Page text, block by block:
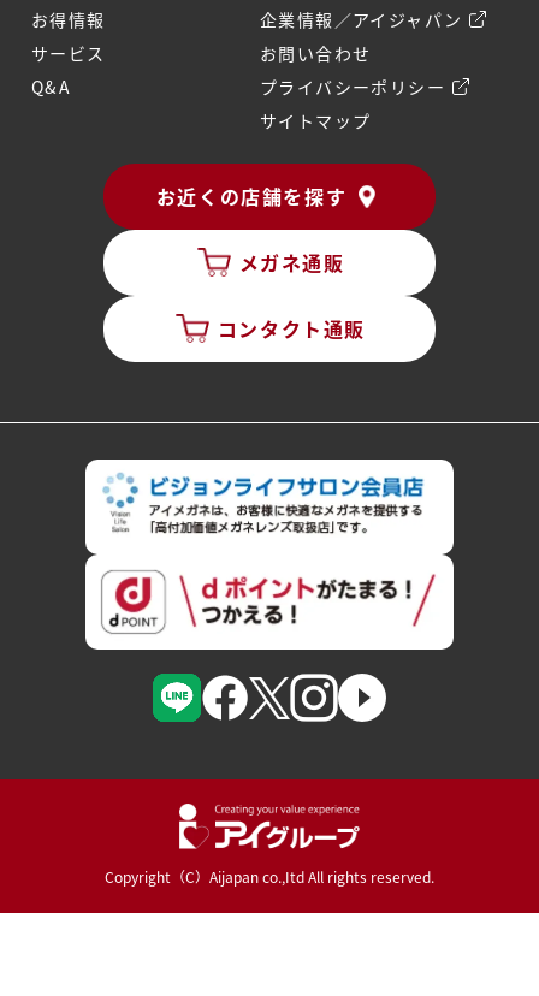
お得情報
サービス
Q&A
企業情報／アイジャパン
お問い合わせ
プライバシーポリシー
サイトマップ
お近くの店舗を探す
メガネ通販
コンタクト通販
Copyright（C）Aijapan co.,Itd All rights reserved.